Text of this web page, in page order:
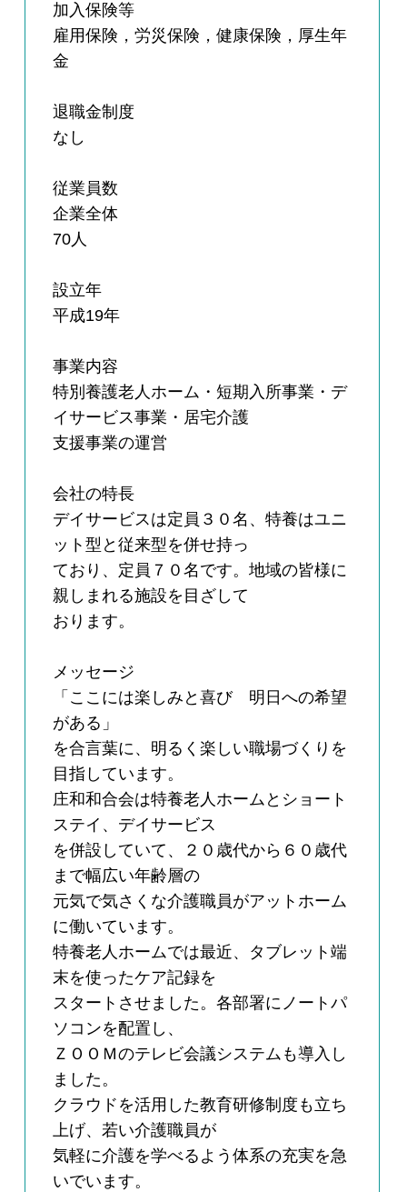
加入保険等
雇用保険，労災保険，健康保険，厚生年
金
退職金制度
なし
従業員数
企業全体
70人
設立年
平成19年
事業内容
特別養護老人ホーム・短期入所事業・デ
イサービス事業・居宅介護
支援事業の運営
会社の特長
デイサービスは定員３０名、特養はユニ
ット型と従来型を併せ持っ
ており、定員７０名です。地域の皆様に
親しまれる施設を目ざして
おります。
メッセージ
「ここには楽しみと喜び 明日への希望
がある」
を合言葉に、明るく楽しい職場づくりを
目指しています。
庄和和合会は特養老人ホームとショート
ステイ、デイサービス
を併設していて、２０歳代から６０歳代
まで幅広い年齢層の
元気で気さくな介護職員がアットホーム
に働いています。
特養老人ホームでは最近、タブレット端
末を使ったケア記録を
スタートさせました。各部署にノートパ
ソコンを配置し、
ＺＯＯＭのテレビ会議システムも導入し
ました。
クラウドを活用した教育研修制度も立ち
上げ、若い介護職員が
気軽に介護を学べるよう体系の充実を急
いでいます。